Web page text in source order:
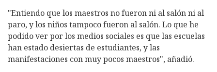
"Entiendo que los maestros no fueron ni al salón ni al
paro, y los niños tampoco fueron al salón. Lo que he
podido ver por los medios sociales es que las escuelas
han estado desiertas de estudiantes, y las
manifestaciones con muy pocos maestros", añadió.